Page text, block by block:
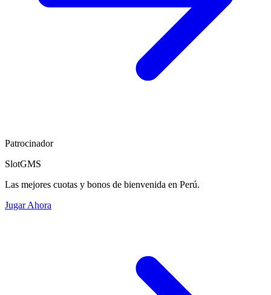
Patrocinador
SlotGMS
Las mejores cuotas y bonos de bienvenida en Perú.
Jugar Ahora